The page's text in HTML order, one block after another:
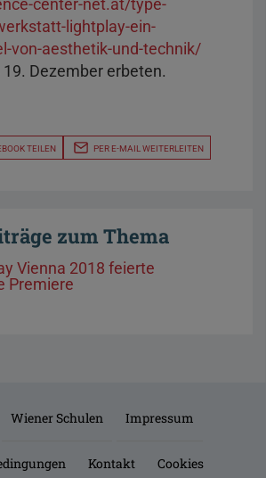
center-net.at/type-
lightplay-ein-
von-aesthetik-und-technik/
19. Dezember erbeten.
TEILEN PER E-MAIL WEITERLEITEN
zum Thema
Vienna 2018 feierte
Premiere
Wiener Schulen Impressum
Kontakt Cookies